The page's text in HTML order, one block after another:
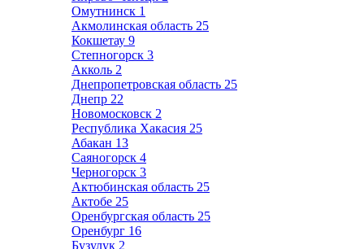
Омутнинск 1
Акмолинская область 25
Кокшетау 9
Степногорск 3
Акколь 2
Днепропетровская область 25
Днепр 22
Новомосковск 2
Республика Хакасия 25
Абакан 13
Саяногорск 4
Черногорск 3
Актюбинская область 25
Актобе 25
Оренбургская область 25
Оренбург 16
Бузулук 2